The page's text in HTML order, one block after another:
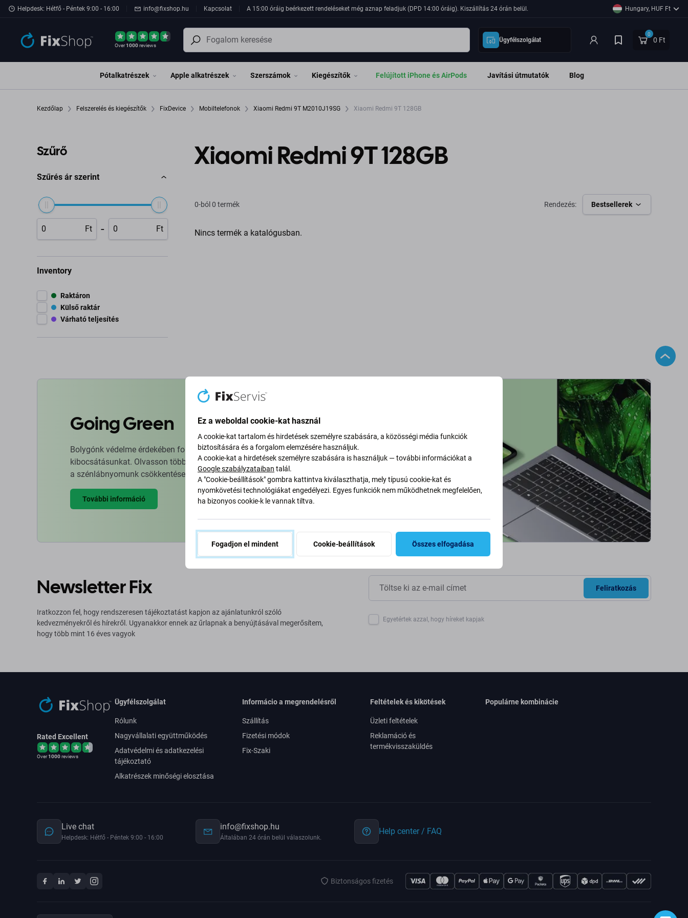
Ugrás az oldal fő részéhez
Helpdesk: Hétfő - Péntek 9:00 - 16:00 info@fixshop.hu Kapcsolat A 15:00 óráig beérkezett rendeléseket még aznap feladjuk (DPD 14:00 óráig). Kiszállítás 24 órán belül. Hungary, HUF Ft
Over1000reviews
Ügyfélszolgálat
0
0 Ft
Pótalkatrészek Apple alkatrészek Szerszámok Kiegészítők Felújított iPhone és AirPods Javítási útmutatók Blog
Kezdőlap Felszerelés és kiegészítők FixDevice Mobiltelefonok Xiaomi Redmi 9T M2010J19SG Xiaomi Redmi 9T 128GB
Szűrő
Szűrés ár szerint
Ft - Ft
Inventory
Raktáron
Külső raktár
Várható teljesítés
Xiaomi Redmi 9T 128GB
0-ból 0 termék Rendezés: Bestsellerek
Nincs termék a katalógusban.
Going Green
Bolygónk védelme érdekében folyamatosan javítjuk szén-dioxid-
kibocsátásunkat. Olvasson többet arról, hogyan alakítjuk át folyamatainkat
a szénlábnyomunk csökkentése érdekében.
További információ
Newsletter Fix
Iratkozzon fel, hogy rendszeresen tájékoztatást kapjon az ajánlatunkról szóló
kedvezményekről és hírekről. Ugyanakkor ennek az űrlapnak a benyújtásával megerősítem,
hogy több mint 16 éves vagyok
Feliratkozás
Egyetértek azzal, hogy híreket kapjak
Rated Excellent
Over1000reviews
Ügyfélszolgálat
Rólunk
Nagyvállalati együttműködés
Adatvédelmi és adatkezelési
tájékoztató
Alkatrészek minőségi elosztása
Informácio a megrendelésről
Szállítás
Fizetési módok
Fix-Szaki
Feltételek és kikötések
Üzleti feltételek
Reklamáció és
termékvisszaküldés
Populárne kombinácie
Live chat
Helpdesk: Hétfő - Péntek 9:00 - 16:00
info@fixshop.hu
Általában 24 órán belül válaszolunk.
Help center / FAQ
Biztonságos fizetés
Ez a weboldal cookie-kat használ
A cookie-kat tartalom és hirdetések személyre szabására, a közösségi média funkciók
biztosítására és a forgalom elemzésére használjuk.
A cookie-kat a hirdetések személyre szabására is használjuk — további információkat a
Google szabályzataiban talál.
A "Cookie-beállítások" gombra kattintva kiválaszthatja, mely típusú cookie-kat és
nyomkövetési technológiákat engedélyezi. Egyes funkciók nem működhetnek megfelelően,
ha bizonyos cookie-k le vannak tiltva.
Fogadjon el mindent Cookie-beállítások Összes elfogadása